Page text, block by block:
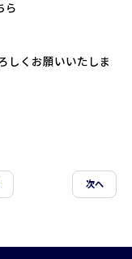
ら
しくお願いいたしま
次へ